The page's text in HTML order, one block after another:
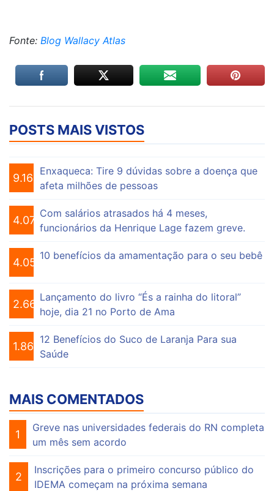
Fonte: Blog Wallacy Atlas
POSTS MAIS VISTOS
9.161
Enxaqueca: Tire 9 dúvidas sobre a doença que
afeta milhões de pessoas
4.076
Com salários atrasados há 4 meses,
funcionários da Henrique Lage fazem greve.
4.056
10 benefícios da amamentação para o seu bebê
2.664
Lançamento do livro “És a rainha do litoral”
hoje, dia 21 no Porto de Ama
1.865
12 Benefícios do Suco de Laranja Para sua
Saúde
MAIS COMENTADOS
1
Greve nas universidades federais do RN completa
um mês sem acordo
2
Inscrições para o primeiro concurso público do
IDEMA começam na próxima semana